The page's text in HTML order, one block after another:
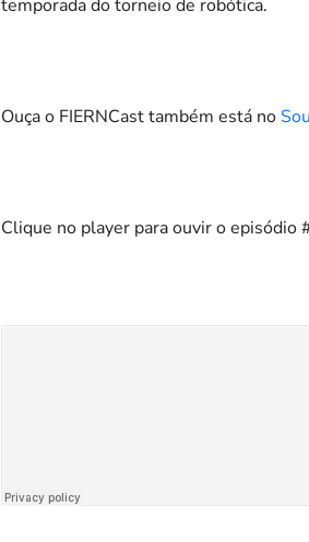
temporada do torneio de robótica.
Ouça o FIERNCast também está no
Clique no player para ouvir o episódio